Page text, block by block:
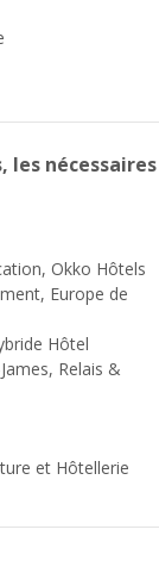
les nécessaires
Okko Hôtels
Europe de
Hôtel
Relais &
et Hôtellerie